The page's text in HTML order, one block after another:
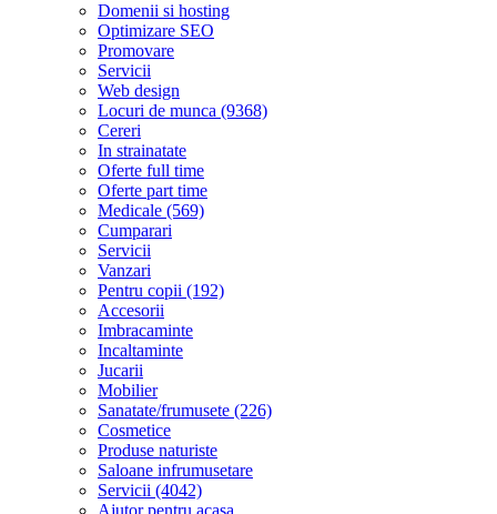
Domenii si hosting
Optimizare SEO
Promovare
Servicii
Web design
Locuri de munca (9368)
Cereri
In strainatate
Oferte full time
Oferte part time
Medicale (569)
Cumparari
Servicii
Vanzari
Pentru copii (192)
Accesorii
Imbracaminte
Incaltaminte
Jucarii
Mobilier
Sanatate/frumusete (226)
Cosmetice
Produse naturiste
Saloane infrumusetare
Servicii (4042)
Ajutor pentru acasa